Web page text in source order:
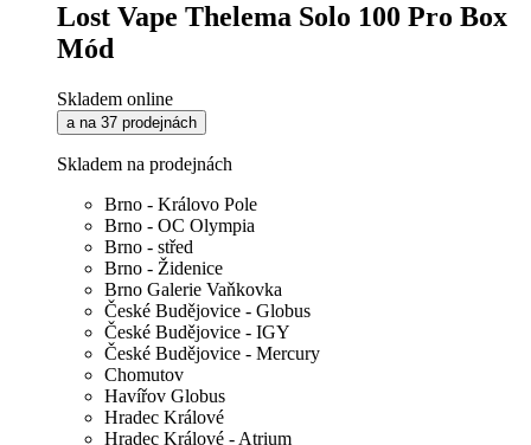
Lost Vape Thelema Solo 100 Pro Box
Mód
Skladem online
a na 37 prodejnách
Skladem na prodejnách
Brno - Královo Pole
Brno - OC Olympia
Brno - střed
Brno - Židenice
Brno Galerie Vaňkovka
České Budějovice - Globus
České Budějovice - IGY
České Budějovice - Mercury
Chomutov
Havířov Globus
Hradec Králové
Hradec Králové - Atrium